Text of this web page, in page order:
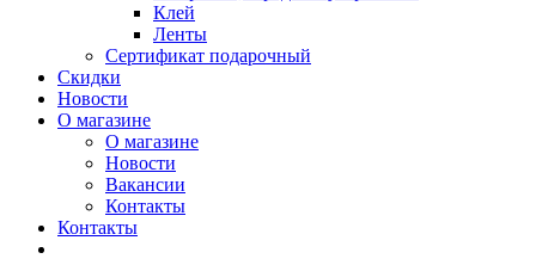
Клей
Ленты
Сертификат подарочный
Скидки
Новости
О магазине
О магазине
Новости
Вакансии
Контакты
Контакты